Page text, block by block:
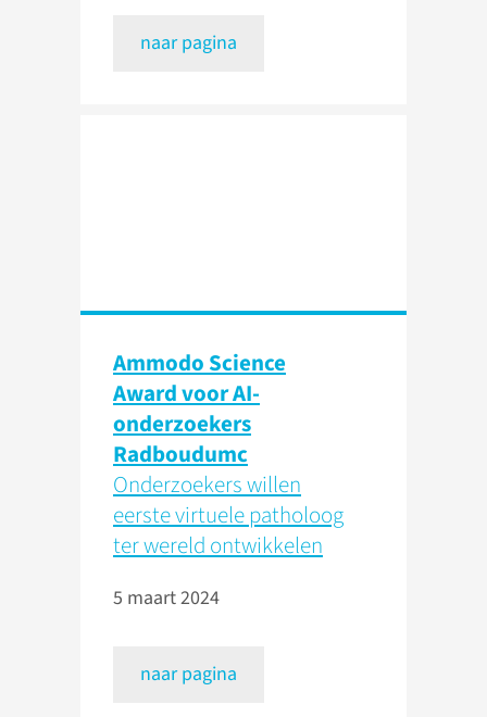
naar pagina
Ammodo Science
Award voor AI-
onderzoekers
Radboudumc
Onderzoekers willen
eerste virtuele patholoog
ter wereld ontwikkelen
5 maart 2024
naar pagina